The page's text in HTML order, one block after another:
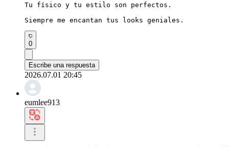
Tu físico y tu estilo son perfectos.
Siempre me encantan tus looks geniales.
0
Escribe una respuesta
2026.07.01 20:45
eumlee913